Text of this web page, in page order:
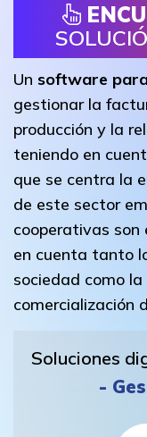
Un software
gestionar la
producción y la
teniendo en
que se centra la
de este sector
cooperativas
en cuenta tanto
sociedad como
comercialización
Soluciones
-